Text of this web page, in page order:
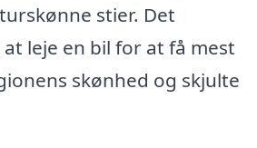
stier. Det
leje en bil for at få mest
skønhed og skjulte